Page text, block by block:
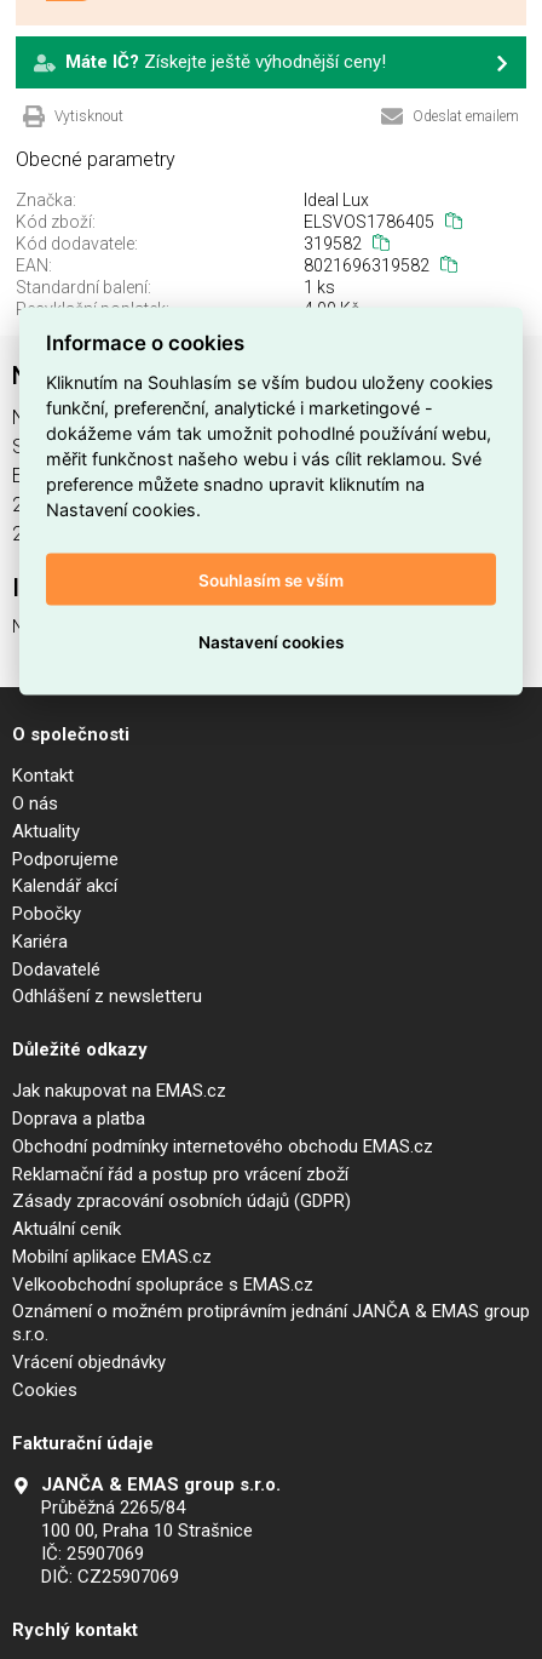
Máte IČ? Získejte ještě výhodnější ceny!
Vytisknout Odeslat emailem
Obecné parametry
Značka:
Ideal Lux
Kód zboží:
ELSVOS1786405
Kód dodavatele:
319582
EAN:
8021696319582
Standardní balení:
1 ks
Recyklační poplatek:
4,00 Kč
NITRO PL 25W SQUARE NERO
NITRO PL 25W SQUARE NERO najdete v kategoriích Svítidla,
Svítidla, světelné zdroje a LED osvětlení, výrobce Ideal Lux,
EAN 8021696319582, kód dodavatele 319582. NITRO PL
25W SQUARE NERO nabízíme od 1 ks. Kód EMAS NITRO PL
25W SQUARE NERO je ELSVOS1786405.
Interní název produktu
NITRO PL 25W SQUARE NERO
O společnosti
Kontakt
O nás
Aktuality
Podporujeme
Kalendář akcí
Pobočky
Kariéra
Dodavatelé
Odhlášení z newsletteru
Důležité odkazy
Jak nakupovat na EMAS.cz
Doprava a platba
Obchodní podmínky internetového obchodu EMAS.cz
Reklamační řád a postup pro vrácení zboží
Zásady zpracování osobních údajů (GDPR)
Aktuální ceník
Mobilní aplikace EMAS.cz
Velkoobchodní spolupráce s EMAS.cz
Oznámení o možném protiprávním jednání JANČA & EMAS group
s.r.o.
Vrácení objednávky
Cookies
Fakturační údaje
JANČA & EMAS group s.r.o.
Průběžná 2265/84
100 00, Praha 10 Strašnice
IČ: 25907069
DIČ: CZ25907069
Rychlý kontakt
Informace o cookies
Kliknutím na Souhlasím se vším budou uloženy cookies
funkční, preferenční, analytické i marketingové -
dokážeme vám tak umožnit pohodlné používání webu,
měřit funkčnost našeho webu i vás cílit reklamou. Své
preference můžete snadno upravit kliknutím na
Nastavení cookies.
Souhlasím se vším
Nastavení cookies